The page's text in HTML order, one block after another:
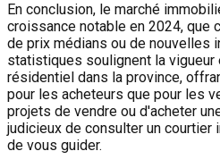
En conclusion, le marché
croissance notable en 2024, que
de prix médians ou de nouvelles
statistiques soulignent la vigueur
résidentiel dans la province,
pour les acheteurs que pour les
projets de vendre ou d'acheter
judicieux de consulter un
de vous guider.